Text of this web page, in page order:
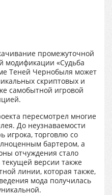
промежуточной
модификации «Судьба
Теней Чернобыля может
скриптовых и
самобытной игровой
пересмотрел многие
До неузнаваемости
игрока, торговлю со
бартером, а
отчуждения стало
версии также
линии, которая также,
мода получилась